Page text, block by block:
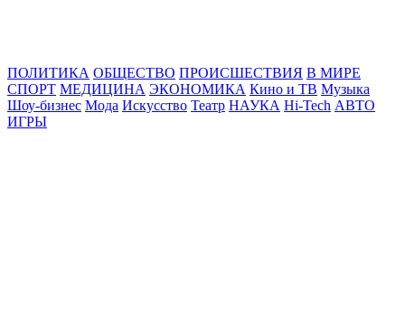
ПОЛИТИКА ОБЩЕСТВО ПРОИСШЕСТВИЯ В МИРЕ
СПОРТ МЕДИЦИНА ЭКОНОМИКА Кино и ТВ Музыка
Шоу-бизнес Мода Искусство Театр НАУКА Hi-Tech АВТО
ИГРЫ